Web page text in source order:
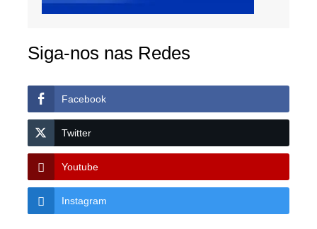
Siga-nos nas Redes
Facebook
Twitter
Youtube
Instagram